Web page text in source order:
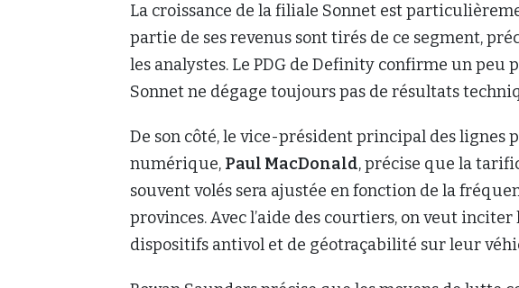
La croissance de la filiale Sonnet est
partie de ses revenus sont tirés de ce segment,
les analystes. Le PDG de Definity confirme un
Sonnet ne dégage toujours pas de résultats
De son côté, le vice-président principal des lignes
numérique, Paul MacDonald, précise que la
souvent volés sera ajustée en fonction de la
provinces. Avec l’aide des courtiers, on veut
dispositifs antivol et de géotraçabilité sur leur